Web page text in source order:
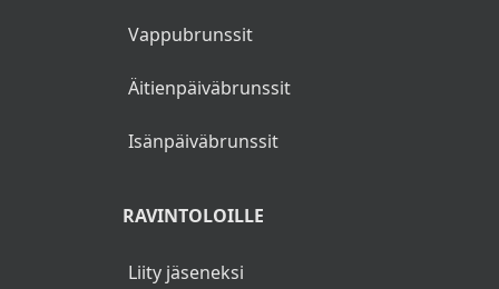
Vappubrunssit
Äitienpäiväbrunssit
Isänpäiväbrunssit
RAVINTOLOILLE
Liity jäseneksi